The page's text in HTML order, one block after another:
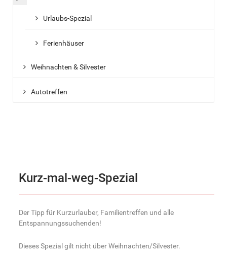
Urlaubs-Spezial
Ferienhäuser
Weihnachten & Silvester
Autotreffen
Kurz-mal-weg-Spezial
Der Tipp für Kurzurlauber, Familientreffen und alle
Entspannungssuchenden!
Dieses Spezial gilt nicht über Weihnachten/Silvester.